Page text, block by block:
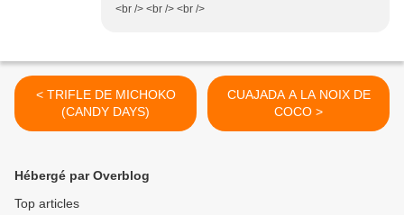
<br /> <br /> <br />
< TRIFLE DE MICHOKO
(CANDY DAYS)
CUAJADA A LA NOIX DE
COCO >
Hébergé par Overblog
Top articles